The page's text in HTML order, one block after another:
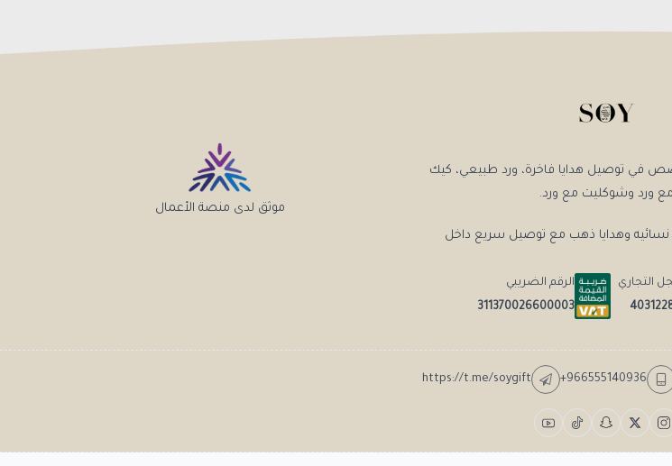
في توصيل هدايا فاخرة، ورد طبيعي، كيك
مع ورد وشوكليت مع ورد.
نسائيه وهدايا ذهب مع توصيل سريع داخل
التجاري
الرقم الضريبي
311370026600003
موثق لدى منصة الأعمال
+966555140936
https://t.me/soygift